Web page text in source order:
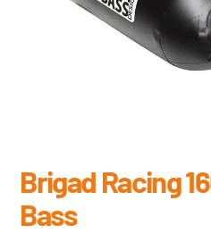
Brigad Racing
Bass